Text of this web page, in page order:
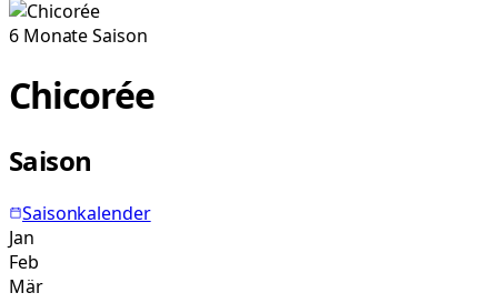
6 MonateSaison
Chicorée
Saison
Saisonkalender
Jan
Feb
Mär